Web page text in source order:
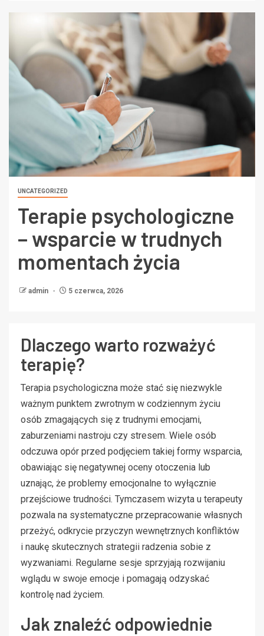
UNCATEGORIZED
Terapie psychologiczne
– wsparcie w trudnych
momentach życia
admin 5 czerwca, 2026
Dlaczego warto rozważyć
terapię?
Terapia psychologiczna może stać się niezwykle
ważnym punktem zwrotnym w codziennym życiu
osób zmagających się z trudnymi emocjami,
zaburzeniami nastroju czy stresem. Wiele osób
odczuwa opór przed podjęciem takiej formy wsparcia,
obawiając się negatywnej oceny otoczenia lub
uznając, że problemy emocjonalne to wyłącznie
przejściowe trudności. Tymczasem wizyta u terapeuty
pozwala na systematyczne przepracowanie własnych
przeżyć, odkrycie przyczyn wewnętrznych konfliktów
i naukę skutecznych strategii radzenia sobie z
wyzwaniami. Regularne sesje sprzyjają rozwijaniu
wglądu w swoje emocje i pomagają odzyskać
kontrolę nad życiem.
Jak znaleźć odpowiednie